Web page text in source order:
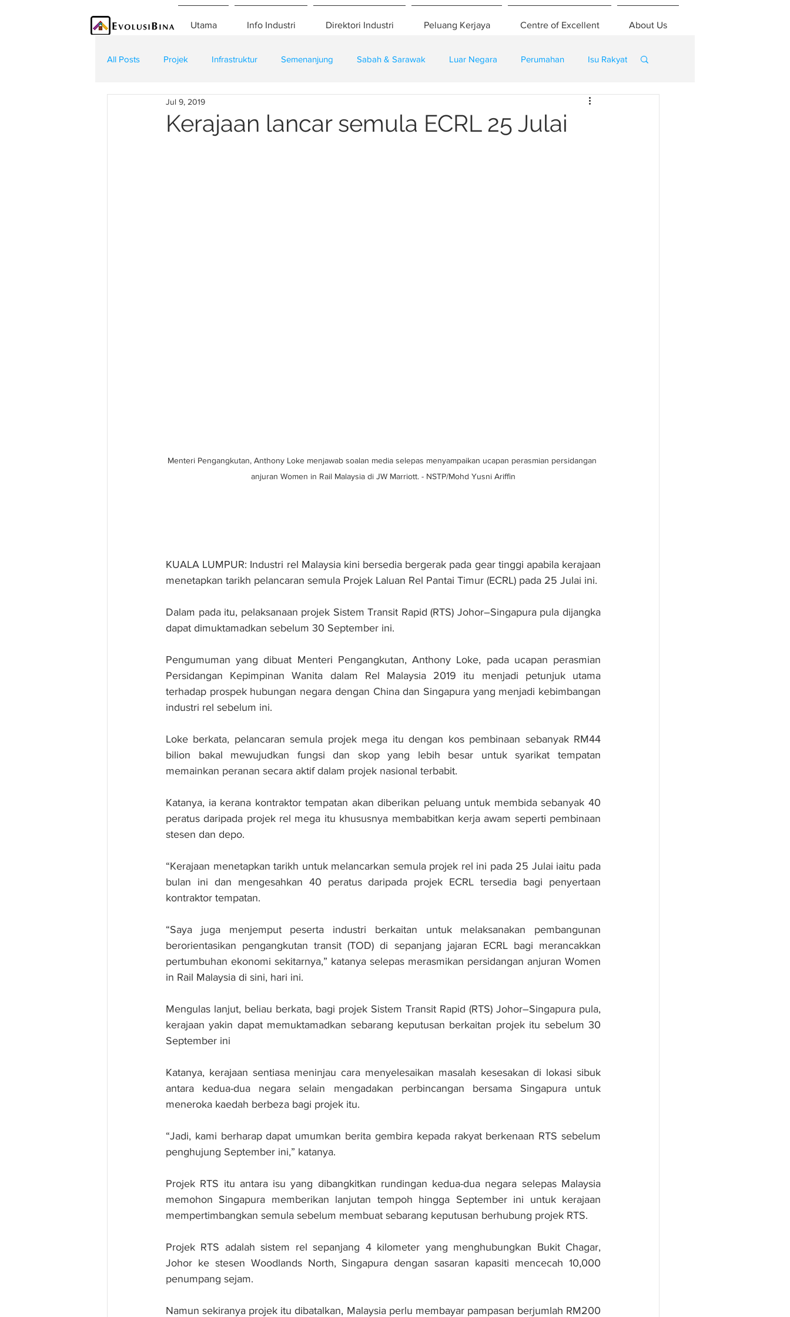
Utama Info Industri Direktori Industri Peluang Kerjaya Centre of Excellent About Us
All Posts Projek Infrastruktur Semenanjung Sabah & Sarawak Luar Negara Perumahan Isu Rakyat
Teknologi Kontraktor
Kerajaan lancar semula ECRL 25 Julai
Jul 9, 2019
Menteri Pengangkutan, Anthony Loke menjawab soalan media selepas menyampaikan ucapan perasmian persidangan
anjuran Women in Rail Malaysia di JW Marriott. - NSTP/Mohd Yusni Ariffin
KUALA LUMPUR: Industri rel Malaysia kini bersedia bergerak pada gear tinggi apabila kerajaan
menetapkan tarikh pelancaran semula Projek Laluan Rel Pantai Timur (ECRL) pada 25 Julai ini.
Dalam pada itu, pelaksanaan projek Sistem Transit Rapid (RTS) Johor–Singapura pula dijangka
dapat dimuktamadkan sebelum 30 September ini.
Pengumuman yang dibuat Menteri Pengangkutan, Anthony Loke, pada ucapan perasmian
Persidangan Kepimpinan Wanita dalam Rel Malaysia 2019 itu menjadi petunjuk utama
terhadap prospek hubungan negara dengan China dan Singapura yang menjadi kebimbangan
industri rel sebelum ini.
Loke berkata, pelancaran semula projek mega itu dengan kos pembinaan sebanyak RM44
bilion bakal mewujudkan fungsi dan skop yang lebih besar untuk syarikat tempatan
memainkan peranan secara aktif dalam projek nasional terbabit.
Katanya, ia kerana kontraktor tempatan akan diberikan peluang untuk membida sebanyak 40
peratus daripada projek rel mega itu khususnya membabitkan kerja awam seperti pembinaan
stesen dan depo.
“Kerajaan menetapkan tarikh untuk melancarkan semula projek rel ini pada 25 Julai iaitu pada
bulan ini dan mengesahkan 40 peratus daripada projek ECRL tersedia bagi penyertaan
kontraktor tempatan.
“Saya juga menjemput peserta industri berkaitan untuk melaksanakan pembangunan
berorientasikan pengangkutan transit (TOD) di sepanjang jajaran ECRL bagi merancakkan
pertumbuhan ekonomi sekitarnya,” katanya selepas merasmikan persidangan anjuran Women
in Rail Malaysia di sini, hari ini.
Mengulas lanjut, beliau berkata, bagi projek Sistem Transit Rapid (RTS) Johor–Singapura pula,
kerajaan yakin dapat memuktamadkan sebarang keputusan berkaitan projek itu sebelum 30
September ini
Katanya, kerajaan sentiasa meninjau cara menyelesaikan masalah kesesakan di lokasi sibuk
antara kedua-dua negara selain mengadakan perbincangan bersama Singapura untuk
meneroka kaedah berbeza bagi projek itu.
“Jadi, kami berharap dapat umumkan berita gembira kepada rakyat berkenaan RTS sebelum
penghujung September ini,” katanya.
Projek RTS itu antara isu yang dibangkitkan rundingan kedua-dua negara selepas Malaysia
memohon Singapura memberikan lanjutan tempoh hingga September ini untuk kerajaan
mempertimbangkan semula sebelum membuat sebarang keputusan berhubung projek RTS.
Projek RTS adalah sistem rel sepanjang 4 kilometer yang menghubungkan Bukit Chagar,
Johor ke stesen Woodlands North, Singapura dengan sasaran kapasiti mencecah 10,000
penumpang sejam.
Namun sekiranya projek itu dibatalkan, Malaysia perlu membayar pampasan berjumlah RM200